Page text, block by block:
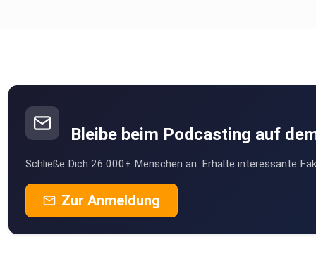
Bleibe beim Podcasting auf
Schließe Dich 26.000+ Menschen an. Erhalte interessante
Zur Anmeldung